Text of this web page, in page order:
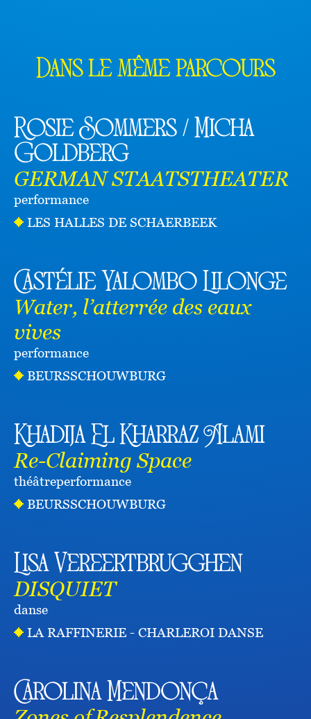
Dans le même parcours
Rosie Sommers / Micha
Goldberg
GERMAN STAATSTHEATER
performance
LES HALLES DE SCHAERBEEK
Castélie Yalombo Lilonge
Water, l’atterrée des eaux
vives
performance
BEURSSCHOUWBURG
Khadija El Kharraz Alami
Re-Claiming Space
théâtreperformance
BEURSSCHOUWBURG
Lisa Vereertbrugghen
DISQUIET
danse
LA RAFFINERIE - CHARLEROI DANSE
Carolina Mendonça